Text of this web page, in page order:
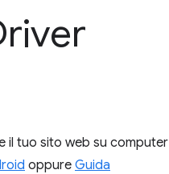
il tuo sito web su computer
oppure Guida